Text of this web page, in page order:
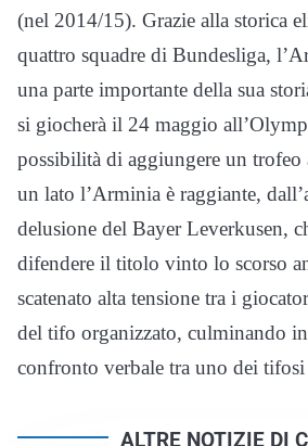
(nel 2014/15). Grazie alla storica
quattro squadre di Bundesliga,
una parte importante della sua
si giocherà il 24 maggio
possibilità di aggiungere un trofeo
un lato l’Arminia è raggiante,
delusione del Bayer Leverkusen,
difendere il titolo vinto lo scorso
scatenato alta tensione tra i
del tifo organizzato, culminando in
confronto verbale tra uno dei
ALTRE NOTIZIE DI